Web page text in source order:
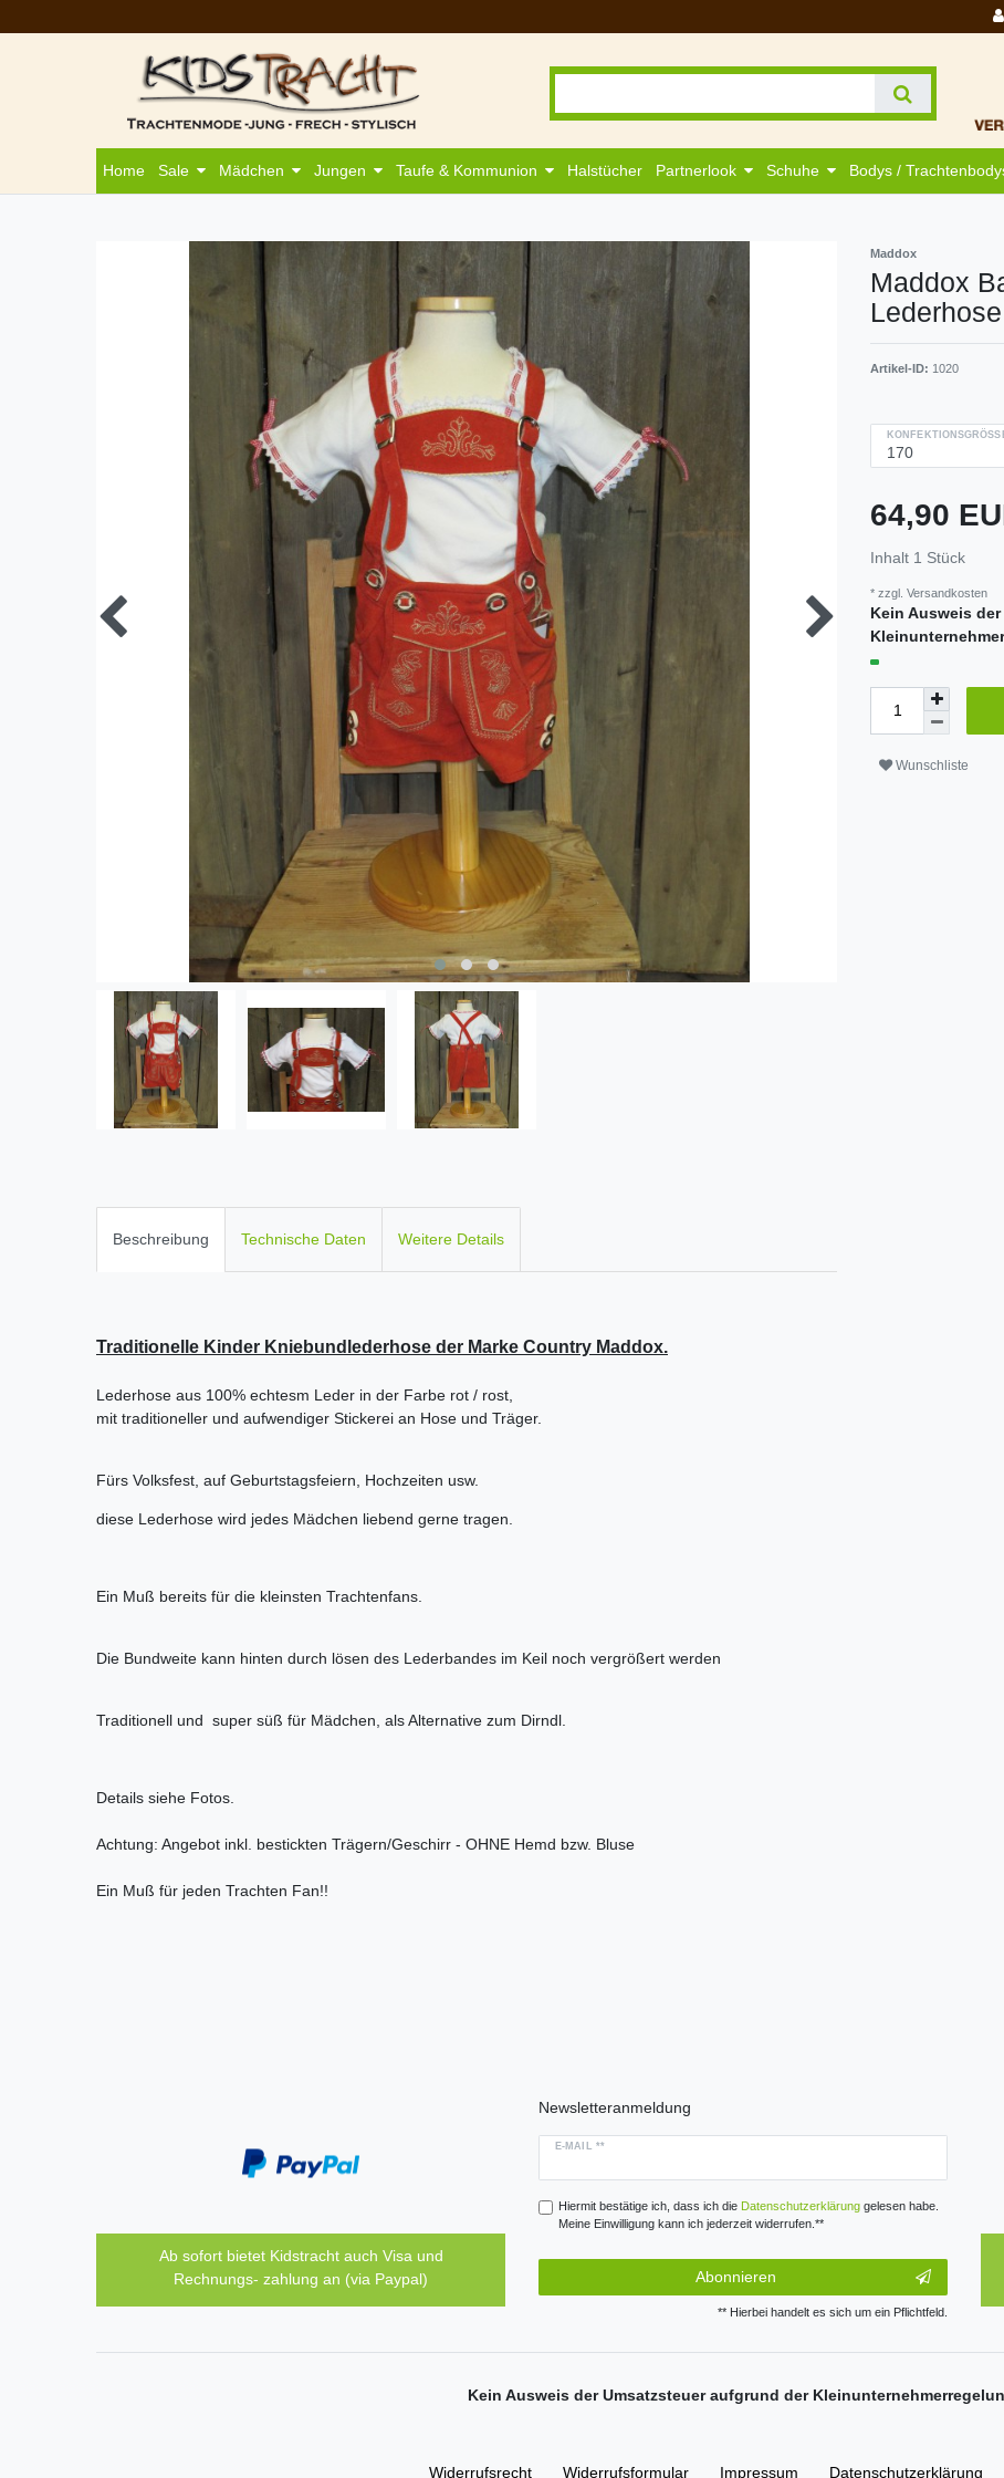
Home Sale Mädchen Jungen Taufe & Kommunion Halstücher Partnerlook Schuhe Bodys /
Maddox
Maddox
Artikel-ID: 1020
KONFEKTIONSGRÖSSE
64,90
Inhalt 1 Stück
* zzgl. Versandkosten
Kein Ausweis
Wunschliste
Beschreibung Technische Daten Weitere Details
Traditionelle Kinder Kniebundlederhose der Marke Country Maddox.
Lederhose aus 100% echtesm Leder in der Farbe rot / rost,
mit traditioneller und aufwendiger Stickerei an Hose und Träger.
Fürs Volksfest, auf Geburtstagsfeiern, Hochzeiten usw.
diese Lederhose wird jedes Mädchen liebend gerne tragen.
Ein Muß bereits für die kleinsten Trachtenfans.
Die Bundweite kann hinten durch lösen des Lederbandes im Keil noch vergrößert werden
Traditionell und super süß für Mädchen, als Alternative zum Dirndl.
Details siehe Fotos.
Achtung: Angebot inkl. bestickten Trägern/Geschirr - OHNE Hemd bzw. Bluse
Ein Muß für jeden Trachten Fan!!
Ab sofort bietet Kidstracht auch Visa und
Rechnungs- zahlung an (via Paypal)
Newsletteranmeldung
E-MAIL **
Hiermit bestätige ich, dass ich die Daten­schutz­erklärunggelesen habe.
Meine Einwilligung kann ich jederzeit widerrufen.**
Abonnieren
** Hierbei handelt es sich um ein Pflichtfeld.
Kein Ausweis der Umsatzsteuer aufgrund der
Widerrufs­recht Widerrufs­formular Impressum Daten­schutz­erklärung